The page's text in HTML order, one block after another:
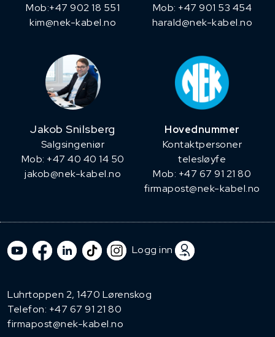
​Mob:+47 902 18 551
kim@nek-kabel.no
Mob: +47 901 53 454
harald@nek-kabel.no
Jakob Snilsberg
​Salgsingeniør
Mob: +47 40 40 14 50
jakob@nek-kabel.no
Hovednummer
Kontaktpersoner
telesløyfe
Mob: +47 67 91 21 80
firmapost@nek-kabel.no
Logg inn
Luhrtoppen 2, 1470 Lørenskog
Telefon: +47 67 91 21 80
firmapost@nek-kabel.no